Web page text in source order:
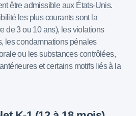
être admissible aux États-Unis.
les plus courants sont la
de 3 ou 10 ans), les violations
les condamnations pénales
ou les substances contrôlées,
et certains motifs liés à la